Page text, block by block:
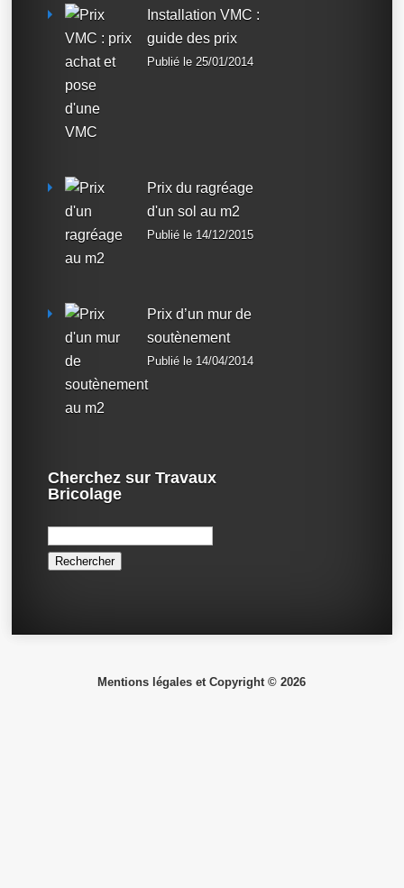
Installation VMC :
guide des prix
Publié le 25/01/2014
Prix du ragréage
d'un sol au m2
Publié le 14/12/2015
Prix d’un mur de
soutènement
Publié le 14/04/2014
Cherchez sur Travaux
Bricolage
Rechercher :
Mentions légales et Copyright © 2026